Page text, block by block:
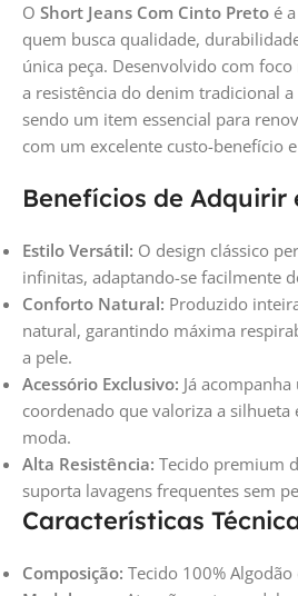
O Short Jeans Com Cinto Preto é
quem busca qualidade,
única peça. Desenvolvido com
a resistência do denim tradicional
sendo um item essencial para
com um excelente custo-benefício
Benefícios de Adquirir
Estilo Versátil: O design clássico
infinitas, adaptando-se facilmente
Conforto Natural: Produzido
natural, garantindo máxima
a pele.
Acessório Exclusivo: Já
coordenado que valoriza a
moda.
Alta Resistência: Tecido premium
suporta lavagens frequentes sem
Características
Composição: Tecido 100%